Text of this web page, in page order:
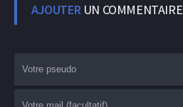
AJOUTERUN COMMENTAIRE